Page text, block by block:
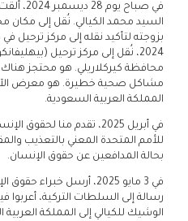
في صباح
السيد محمد الكيالي. نُقل إلى
2024، نُقل إلى مركز ترحيل
محافظة كيركلاريلي. هو محتجز
مشاكل صحية خطيرة. هو معرض
المملكة العربية السعودية.
في أبريل 2025، تقدم منا
للأمم المتحدة المعني بالتعذيب
بحالة المدافعين عن حقوق الإنسان.
في 3 مايو 2025، أرسل
رسالة إلى السلطات التركية،
الوشيك للكيالي إلى المملكة